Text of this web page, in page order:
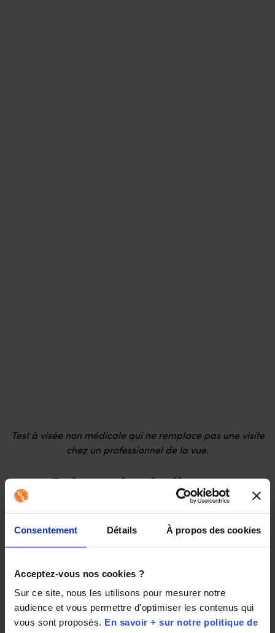
Consentement Détails À propos des cookies
Acceptez-vous nos cookies ?
Sur ce site, nous les utilisons pour mesurer notre
audience et vous permettre d'optimiser les contenus qui
vous sont proposés. En savoir + sur notre politique de
Test à visée non médicale qui ne remplace pas une visite
chez un professionnel de la vue.
Relevez le challenge
En cette journée spéciale, c’est le
moment idéal pour mettre en
place des bonnes habitudes qui
font du bien aux yeux.